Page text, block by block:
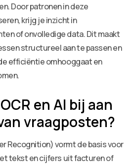
Door patronen in deze
krijg je inzicht in
of onvolledige data. Dit maakt
structureel aan te passen en
efficiëntie omhooggaat en
en AI bij aan
vraagposten?
Recognition) vormt de basis voor
tekst en cijfers uit facturen of